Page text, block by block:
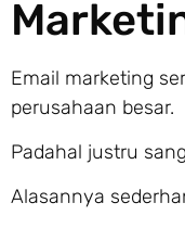
Email marketing
perusahaan besar.
Padahal justru
Alasannya